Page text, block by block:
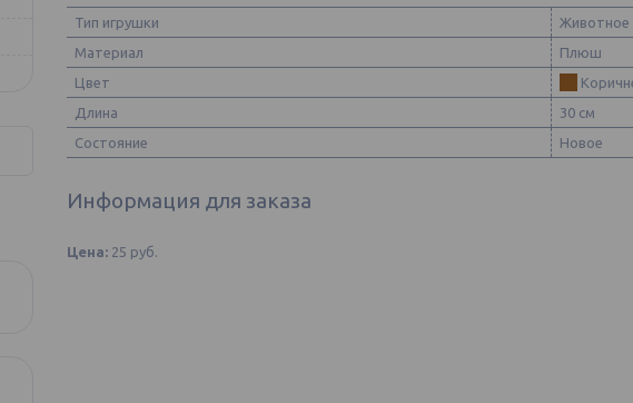
Тип игрушки
Животное
Материал
Плюш
Цвет
Длина
30 см
Состояние
Новое
Информация для заказа
Цена: 25 руб.